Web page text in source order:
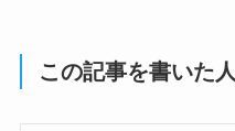
この記事を書いた人